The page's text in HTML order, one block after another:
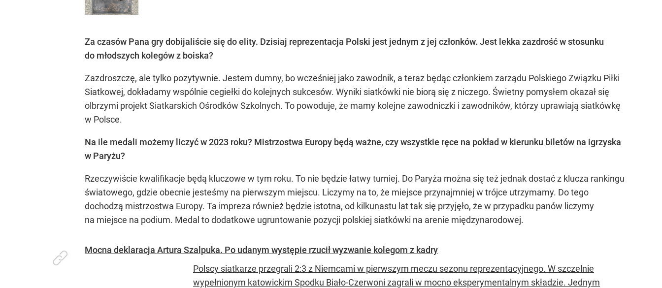
Za czasów Pana gry dobijaliście się do elity. Dzisiaj reprezentacja Polski jest jednym z jej członków. Jest lekka zazdrość w stosunku
do młodszych kolegów z boiska?
Zazdroszczę, ale tylko pozytywnie. Jestem dumny, bo wcześniej jako zawodnik, a teraz będąc członkiem zarządu Polskiego Związku Piłki
Siatkowej, dokładamy wspólnie cegiełki do kolejnych sukcesów. Wyniki siatkówki nie biorą się z niczego. Świetny pomysłem okazał się
olbrzymi projekt Siatkarskich Ośrodków Szkolnych. To powoduje, że mamy kolejne zawodniczki i zawodników, którzy uprawiają siatkówkę
w Polsce.
Na ile medali możemy liczyć w 2023 roku? Mistrzostwa Europy będą ważne, czy wszystkie ręce na pokład w kierunku biletów na igrzyska
w Paryżu?
Rzeczywiście kwalifikacje będą kluczowe w tym roku. To nie będzie łatwy turniej. Do Paryża można się też jednak dostać z klucza rankingu
światowego, gdzie obecnie jesteśmy na pierwszym miejscu. Liczymy na to, że miejsce przynajmniej w trójce utrzymamy. Do tego
dochodzą mistrzostwa Europy. Ta impreza również będzie istotna, od kilkunastu lat tak się przyjęło, że w przypadku panów liczymy
na miejsce na podium. Medal to dodatkowe ugruntowanie pozycji polskiej siatkówki na arenie międzynarodowej.
Mocna deklaracja Artura Szalpuka. Po udanym występie rzucił wyzwanie kolegom z kadry
Polscy siatkarze przegrali 2:3 z Niemcami w pierwszym meczu sezonu reprezentacyjnego. W szczelnie
wypełnionym katowickim Spodku Biało-Czerwoni zagrali w mocno eksperymentalnym składzie. Jednym